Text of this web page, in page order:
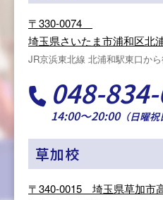
〒330-0074
埼玉県さいたま市浦和区北
JR京浜東北線 北浦和駅東口か
048-
14:00～20:00（日曜祝
草加校
〒340-0015 埼玉県草加市